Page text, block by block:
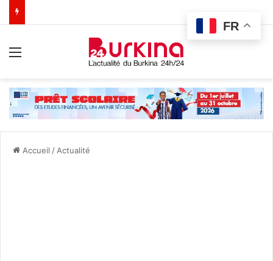
Accueil / Actualité
FR